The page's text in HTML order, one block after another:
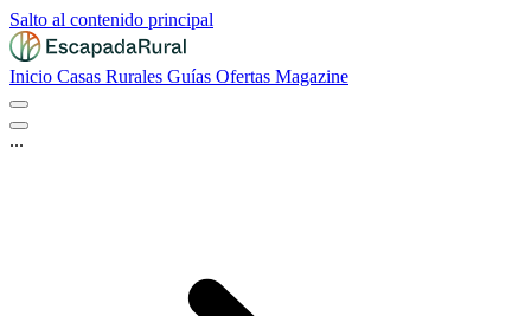
Salto al contenido principal
Inicio Casas Rurales Guías Ofertas Magazine
...